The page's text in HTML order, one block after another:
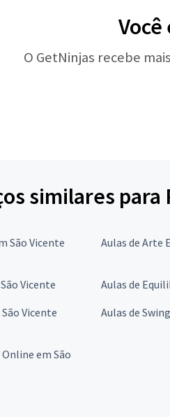
O GetNinjas recebe
similares
São Vicente Aulas de Arte
Vicente
Aulas de
Vicente
Aulas de
em São